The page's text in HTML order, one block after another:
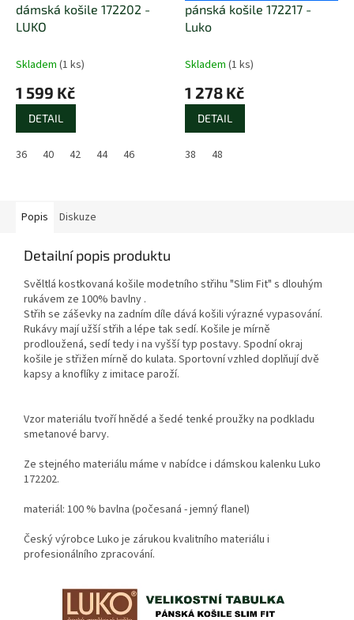
dámská košile 172202 -
LUKO
Skladem (1 ks)
1 599 Kč
DETAIL
36 40 42 44 46
pánská košile 172217 -
Luko
Skladem (1 ks)
1 278 Kč
DETAIL
38 48
Popis Diskuze
Detailní popis produktu
Svěltlá kostkovaná košile modetního střihu "Slim Fit" s dlouhým
rukávem ze 100% bavlny .
Střih se záševky na zadním díle dává košili výrazné vypasování.
Rukávy mají užší střih a lépe tak sedí. Košile je mírně
prodloužená, sedí tedy i na vyšší typ postavy. Spodní okraj
košile je střižen mírně do kulata. Sportovní vzhled doplňují dvě
kapsy a knoflíky z imitace paroží.
Vzor materiálu tvoří hnědé a šedé tenké proužky na podkladu
smetanové barvy.
Ze stejného materiálu máme v nabídce i dámskou kalenku Luko
172202.
materiál: 100 % bavlna (počesaná - jemný flanel)
Český výrobce Luko je zárukou kvalitního materiálu i
profesionálního zpracování.